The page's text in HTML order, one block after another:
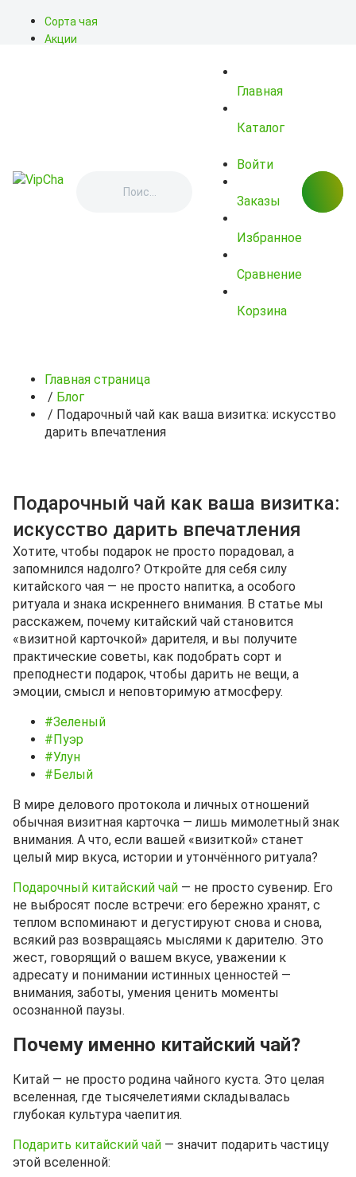
Сорта чая
Акции
Главная
Каталог
Войти
Заказы
Избранное
Сравнение
Корзина
Главная страница
/ Блог
/ Подарочный чай как ваша визитка: искусство
дарить впечатления
Подарочный чай как ваша визитка:
искусство дарить впечатления
Хотите, чтобы подарок не просто порадовал, а
запомнился надолго? Откройте для себя силу
китайского чая — не просто напитка, а особого
ритуала и знака искреннего внимания. В статье мы
расскажем, почему китайский чай становится
«визитной карточкой» дарителя, и вы получите
практические советы, как подобрать сорт и
преподнести подарок, чтобы дарить не вещи, а
эмоции, смысл и неповторимую атмосферу.
#Зеленый
#Пуэр
#Улун
#Белый
В мире делового протокола и личных отношений
обычная визитная карточка — лишь мимолетный знак
внимания. А что, если вашей «визиткой» станет
целый мир вкуса, истории и утончённого ритуала?
Подарочный китайский чай — не просто сувенир. Его
не выбросят после встречи: его бережно хранят, с
теплом вспоминают и дегустируют снова и снова,
всякий раз возвращаясь мыслями к дарителю. Это
жест, говорящий о вашем вкусе, уважении к
адресату и понимании истинных ценностей —
внимания, заботы, умения ценить моменты
осознанной паузы.
Почему именно китайский чай?
Китай — не просто родина чайного куста. Это целая
вселенная, где тысячелетиями складывалась
глубокая культура чаепития.
Подарить китайский чай — значит подарить частицу
этой вселенной: